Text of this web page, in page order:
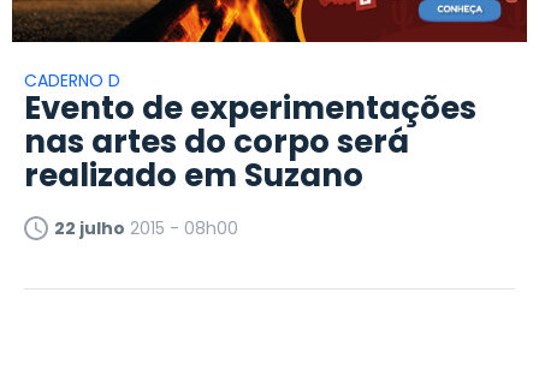
CADERNO D
Evento de experimentações
nas artes do corpo será
realizado em Suzano
22 julho 2015 - 08h00